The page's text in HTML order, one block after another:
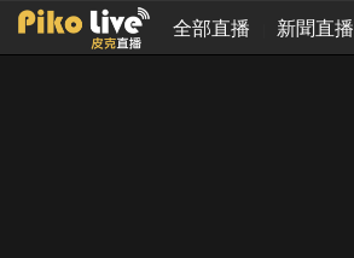
全部直播 新聞直播